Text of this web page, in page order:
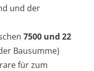
und der
7500 und 22
Bausumme)
für zum